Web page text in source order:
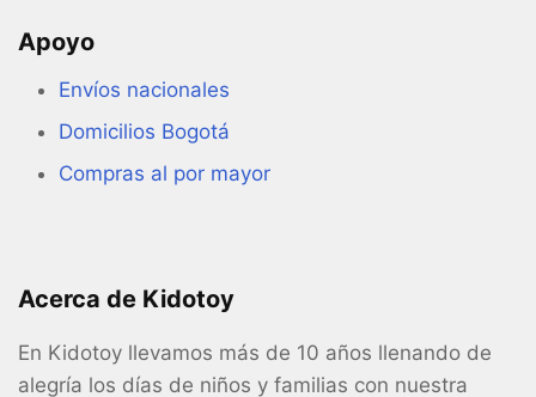
Apoyo
Envíos nacionales
Domicilios Bogotá
Compras al por mayor
Acerca de Kidotoy
En Kidotoy llevamos más de 10 años llenando de
alegría los días de niños y familias con nuestra